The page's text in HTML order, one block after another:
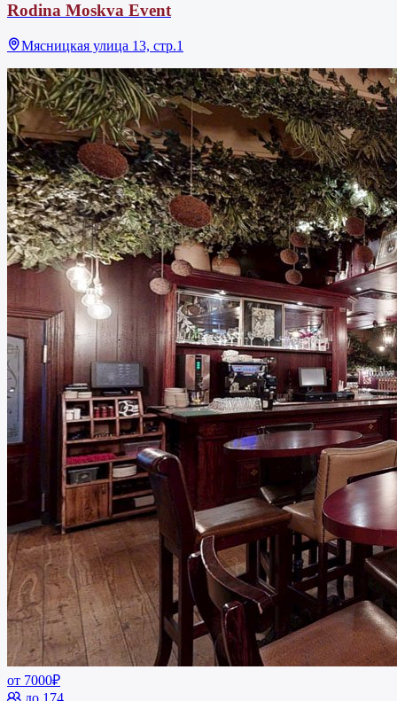
Rodina Moskva Event
Мясницкая улица 13, стр.1
от 7000₽
до 174